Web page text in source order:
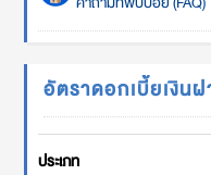
อัตราดอกเบี้ยเงิน
ประเภท